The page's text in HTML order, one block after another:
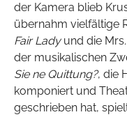
der Kamera blieb
übernahm vielfältige
Fair Ladyund die
der musikalischen
Sie ne Quittung?, die
komponiert und
geschrieben hat,